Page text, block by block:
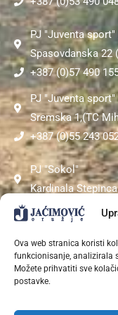
Ova web stranica koristi
funkcionisanje, analizirala
Možete prihvatiti sve
postavke.
PJ "Juventa
Spasovdanska 22
+387 (0)57 490
PJ "Juventa
Sremska 1,(TC
+387 (0)55 243
PJ "Sokol"
Kardinala
+387 (0)36 311 453
VOLI